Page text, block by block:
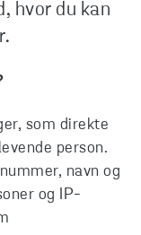
hvor du kan
som direkte
person.
navn og
og IP-